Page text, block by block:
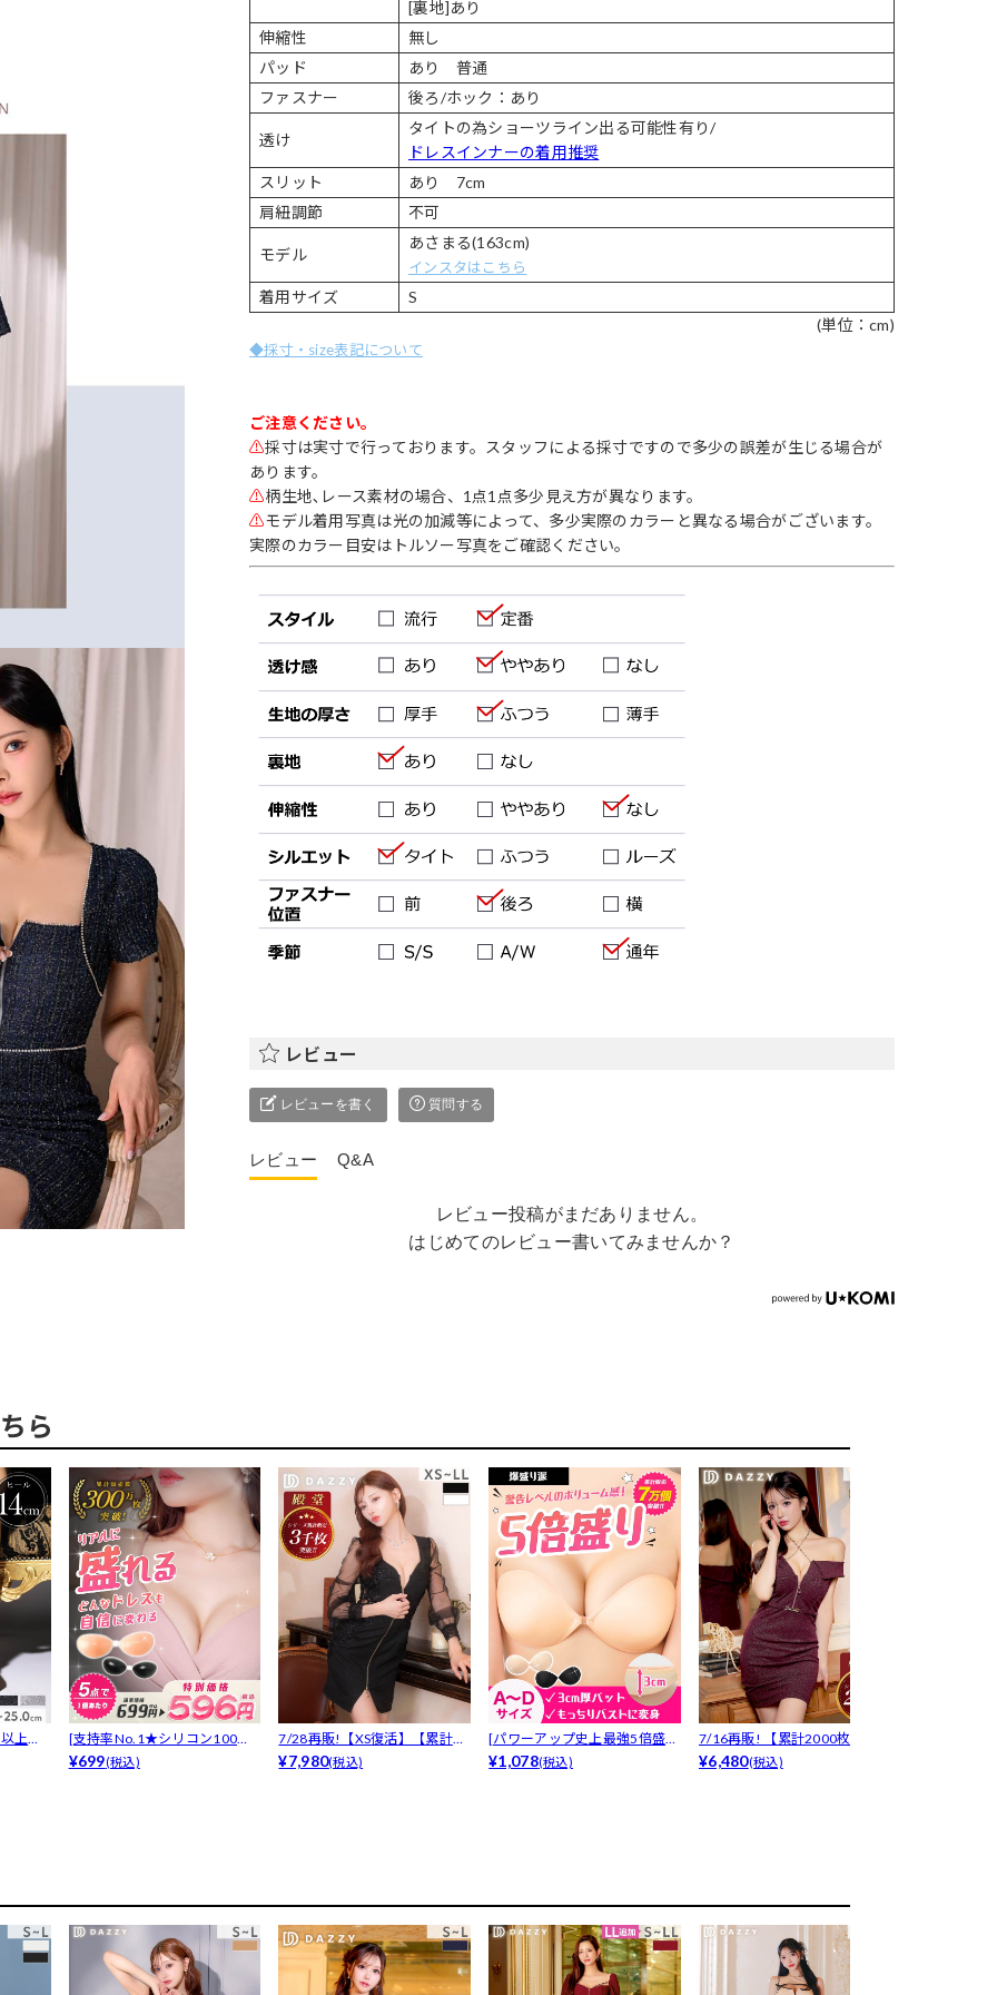
[裏地]あり
伸縮性
無し
パッド
あり 普通
ファスナー
後ろ/ホック：あり
透け
タイトの為ショーツライン出る可能性有り/
ドレスインナーの着用推奨
スリット
あり 7cm
肩紐調節
不可
モデル
あさまる(163cm)
インスタはこちら
着用サイズ
S
(単位：cm)
◆採寸・size表記について
ご注意ください。
⚠採寸は実寸で行っております。スタッフによる採寸ですので多少の誤差が生じる場合が
あります。
⚠柄生地､レース素材の場合、1点1点多少見え方が異なります。
⚠モデル着用写真は光の加減等によって、多少実際のカラーと異なる場合がございます。
実際のカラー目安はトルソー写真をご確認ください。
レビュー
レビューを書く 質問する
レビュー Q&A
レビュー投稿がまだありません。
はじめてのレビュー書いてみませんか？
ら
上販
[支持率No.1★シリコン100％
ヌー...
¥699(税込)
7/28再販!【XS復活】【累計38
0...
¥7,980(税込)
[パワーアップ史上最強5倍盛り
アップも...
¥1,078(税込)
7/16再販! 【累計2000枚以上
販...
¥6,480(税込)